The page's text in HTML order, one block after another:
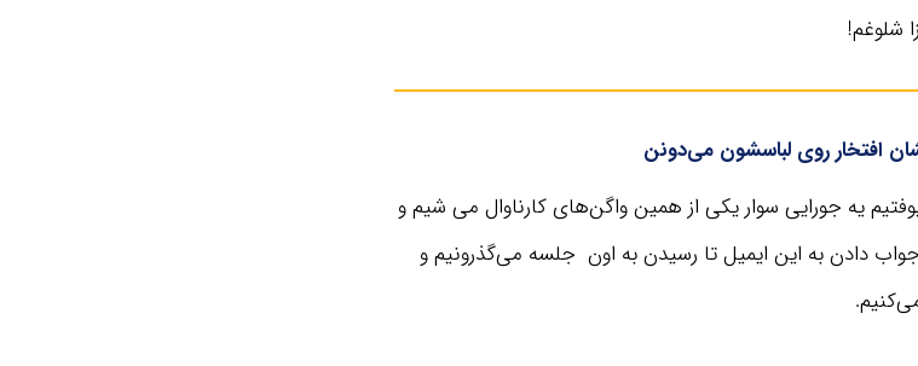
شلوغم!
افتخار روی لباسشون می‌دونن
یه جورایی سوار یکی از همین واگن‌های کارناوال می شیم و
جواب دادن به این ایمیل تا رسیدن به اون جلسه می‌گذرونیم و